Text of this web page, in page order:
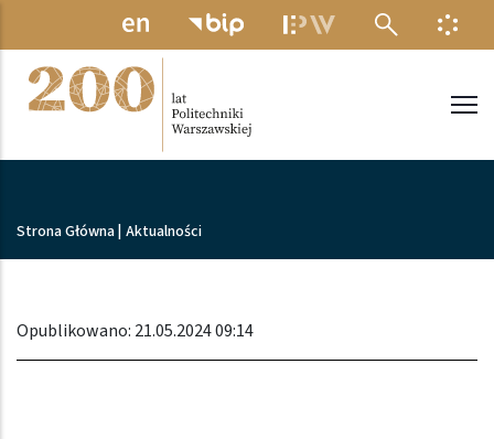
Przejdź do treści
MENU
Ścieżka nawigacyjna
Strona Główna Aktualności
Opublikowano: 21.05.2024 09:14